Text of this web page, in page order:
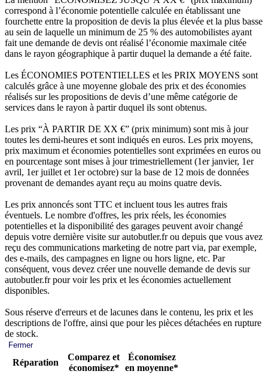
correspond à l’économie potentielle calculée en établissant une
fourchette entre la proposition de devis la plus élevée et la plus basse
au sein de laquelle un minimum de 25 % des automobilistes ayant
fait une demande de devis ont réalisé l’économie maximale citée
dans le rayon géographique à partir duquel la demande a été faite.
Les ÉCONOMIES POTENTIELLES et les PRIX MOYENS sont
calculés grâce à une moyenne globale des prix et des économies
réalisés sur les propositions de devis d’une même catégorie de
services dans le rayon à partir duquel ils sont obtenus.
Les prix “À PARTIR DE XX €” (prix minimum) sont mis à jour
toutes les demi-heures et sont indiqués en euros. Les prix moyens,
prix maximum et économies potentielles sont exprimées en euros ou
en pourcentage sont mises à jour trimestriellement (1er janvier, 1er
avril, 1er juillet et 1er octobre) sur la base de 12 mois de données
provenant de demandes ayant reçu au moins quatre devis.
Les prix annoncés sont TTC et incluent tous les autres frais
éventuels. Le nombre d'offres, les prix réels, les économies
potentielles et la disponibilité des garages peuvent avoir changé
depuis votre dernière visite sur autobutler.fr ou depuis que vous avez
reçu des communications marketing de notre part via, par exemple,
des e-mails, des campagnes en ligne ou hors ligne, etc. Par
conséquent, vous devez créer une nouvelle demande de devis sur
autobutler.fr pour voir les prix et les économies actuellement
disponibles.
Sous réserve d'erreurs et de lacunes dans le contenu, les prix et les
descriptions de l'offre, ainsi que pour les pièces détachées en rupture
de stock.
Fermer
Réparation
Comparez et
économisez*
Économisez
en moyenne*